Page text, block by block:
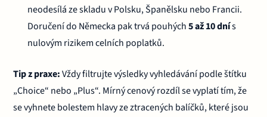
neodesílá ze skladu v Polsku, Španělsku nebo Francii.
Doručení do Německa pak trvá pouhých5 až 10 dnís
nulovým rizikem celních poplatků.
Tip z praxe:Vždy filtrujte výsledky vyhledávání podle štítku
„Choice“ nebo „Plus“. Mírný cenový rozdíl se vyplatí tím, že
se vyhnete bolestem hlavy ze ztracených balíčků, které jsou